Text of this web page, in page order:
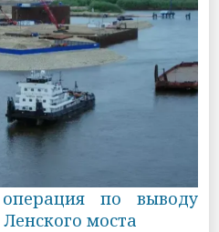
по выводу
моста